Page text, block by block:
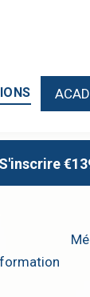
S'inscrire